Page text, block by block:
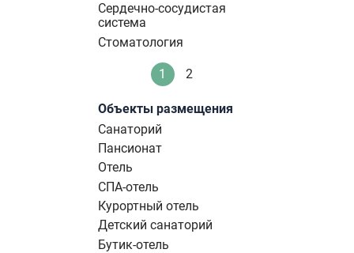
Сердечно-сосудистая
система
Стоматология
Нумерация
страниц Текущая
1 Стандартное
2
Объекты размещения
Санаторий
Пансионат
Отель
СПА-отель
Курортный отель
Детский санаторий
Бутик-отель